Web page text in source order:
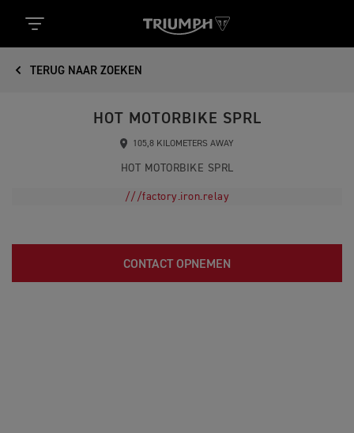
TERUG NAAR ZOEKEN
HOT MOTORBIKE SPRL
105,8 KILOMETERS AWAY
HOT MOTORBIKE SPRL
///factory.iron.relay
CONTACT OPNEMEN